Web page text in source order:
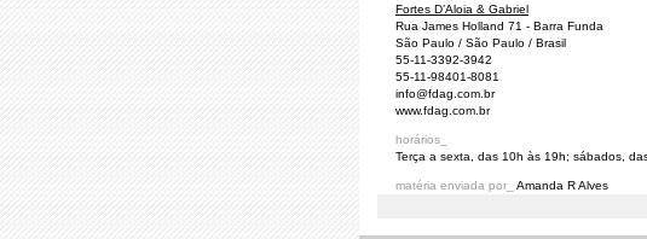
Fortes D’Aloia & Gabriel
Rua James Holland 71 - Barra Funda
São Paulo / São Paulo / Brasil
55-11-3392-3942
55-11-98401-8081
info@fdag.com.br
www.fdag.com.br
horários_
Terça a sexta, das 10h às 19h; sábados,
matéria enviada por_ Amanda R Alves